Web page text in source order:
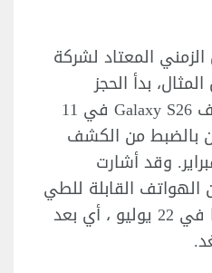
المعتاد لشركة
بدأ الحجز
المسبق لسلسلة هواتف Galaxy S26 في 11
بالضبط من الكشف
عنها في 25 فبراير. وقد أشارت
القابلة للطي
الجديدة ستُكشف عنها في 22 يوليو ، أي بعد